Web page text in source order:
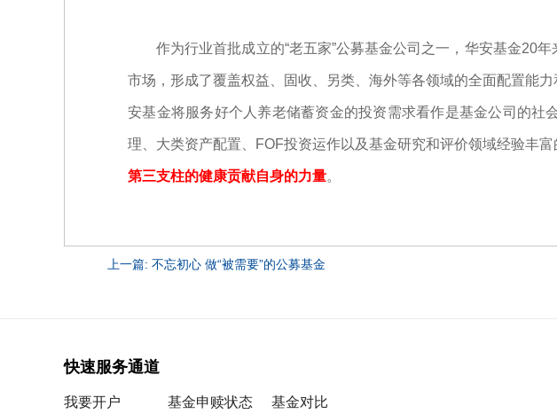
作为行业首批成立的“老五家”公募基金公司之一，华安基金20年
市场，形成了覆盖权益、固收、另类、海外等各领域的全面配置能
安基金将服务好个人养老储蓄资金的投资需求看作是基金公司的
理、大类资产配置、FOF投资运作以及基金研究和评价领域经验丰富
第三支柱的健康贡献自身的力量。
上一篇: 不忘初心 做“被需要”的公募基金
快速服务通道
我要开户 基金申赎状态 基金对比